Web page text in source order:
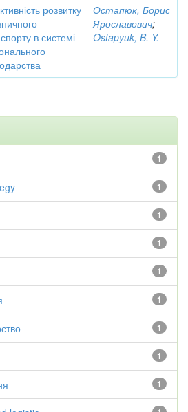
розвитку
в системі
Остапюк, Борис
Ярославович;
Ostapyuk, B. Y.
1
1
1
1
1
1
1
1
1